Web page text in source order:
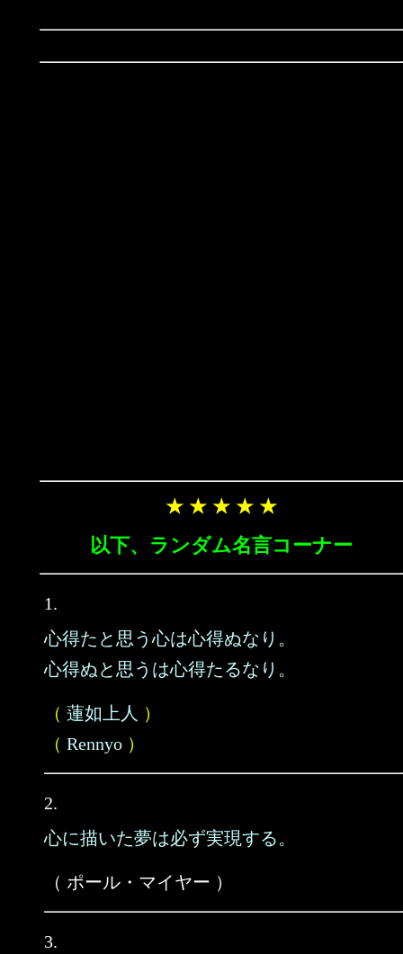
★ ★ ★ ★ ★
以下、ランダム名言コーナー
1.
心得たと思う心は心得ぬなり。
心得ぬと思うは心得たるなり。
（ 蓮如上人 ）
（ Rennyo ）
2.
心に描いた夢は必ず実現する。
（ ポール・マイヤー ）
3.